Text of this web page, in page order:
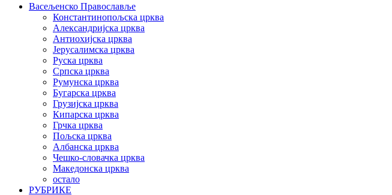
Васељенско Православље
Константинопољска црква
Александријска црква
Антиохијска црква
Јерусалимска црква
Руска црква
Српска црква
Румунска црква
Бугарска црква
Грузијска црква
Кипарска црква
Грчка црква
Пољска црква
Албанска црква
Чешко-словачка црква
Македонска црква
остало
РУБРИКЕ